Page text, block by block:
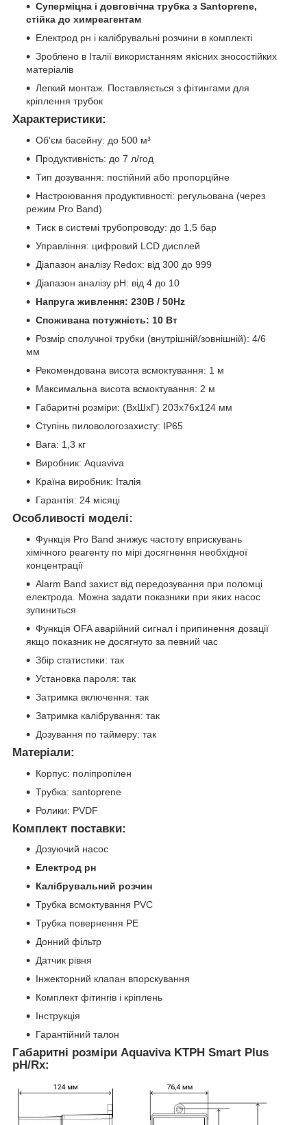
Суперміцна і довговічна трубка з Santoprene,
стійка до химреагентам
Електрод рн і калібрувальні розчини в комплекті
Зроблено в Італії використанням якісних зносостійких
матеріалів
Легкий монтаж. Поставляється з фітингами для
кріплення трубок
Характеристики:
Об'єм басейну: до 500 м³
Продуктивність: до 7 л/год
Тип дозування: постійний або пропорційне
Настроювання продуктивності: регульована (через
режим Pro Band)
Тиск в системі трубопроводу: до 1,5 бар
Управління: цифровий LCD дисплей
Діапазон аналізу Redox: від 300 до 999
Діапазон аналізу pH: від 4 до 10
Напруга живлення: 230В / 50Hz
Споживана потужність: 10 Вт
Розмір сполучної трубки (внутрішній/зовнішній): 4/6
мм
Рекомендована висота всмоктування: 1 м
Максимальна висота всмоктування: 2 м
Габаритні розміри: (ВхШхГ) 203х76х124 мм
Ступінь пиловологозахисту: IP65
Вага: 1,3 кг
Виробник: Aquaviva
Країна виробник: Італія
Гарантія: 24 місяці
Особливості моделі:
Функція Pro Band знижує частоту вприскувань
хімічного реагенту по мірі досягнення необхідної
концентрації
Alarm Band захист від передозування при поломці
електрода. Можна задати показники при яких насос
зупиниться
Функція OFA аварійний сигнал і припинення дозації
якщо показник не досягнуто за певний час
Збір статистики: так
Установка пароля: так
Затримка включення: так
Затримка калібрування: так
Дозування по таймеру: так
Матеріали:
Корпус: поліпропілен
Трубка: santoprene
Ролики: PVDF
Комплект поставки:
Дозуючий насос
Електрод рн
Калібрувальний розчин
Трубка всмоктування PVC
Трубка повернення PE
Донний фільтр
Датчик рівня
Інжекторний клапан впорскування
Комплект фітингів і кріплень
Інструкція
Гарантійний талон
Габаритні розміри Aquaviva KTPH Smart Plus
pH/Rx: